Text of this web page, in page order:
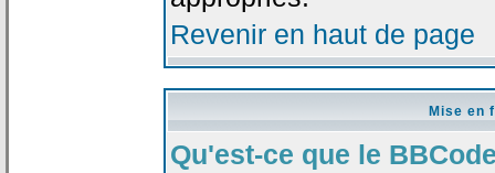
Revenir en haut de page
Mise en
Qu'est-ce que le